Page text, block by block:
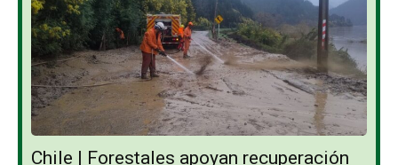
Chile | Forestales apoyan recuperación